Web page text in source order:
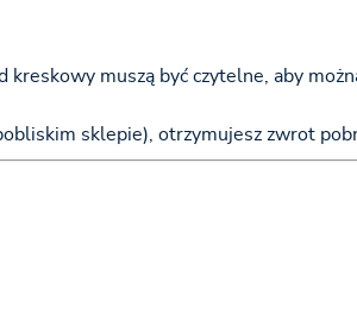
kreskowy muszą być czytelne, aby
sklepie), otrzymujesz zwrot